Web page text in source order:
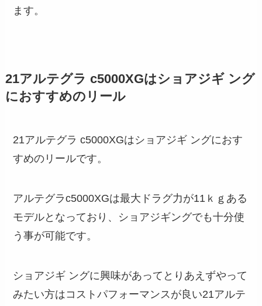
ます。
21アルテグラ c5000XGはショアジギ ング
におすすめのリール
21アルテグラ c5000XGはショアジギ ングにおす
すめのリールです。
アルテグラc5000XGは最大ドラグ力が11ｋｇある
モデルとなっており、ショアジギングでも十分使
う事が可能です。
ショアジギ ングに興味があってとりあえずやって
みたい方はコストパフォーマンスが良い21アルテ